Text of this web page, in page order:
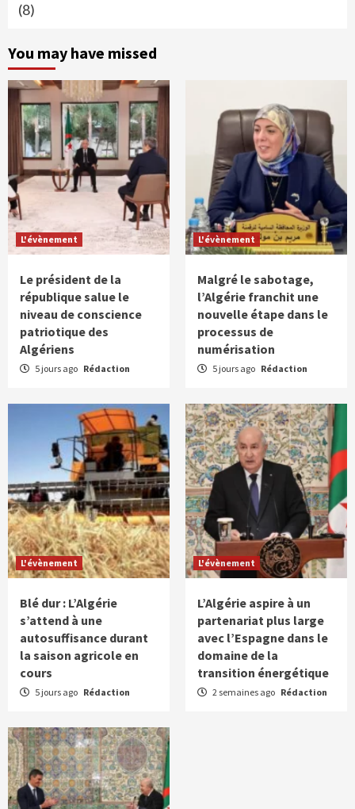
(8)
You may have missed
L'évènement
Le président de la
république salue le
niveau de conscience
patriotique des
Algériens
5 jours ago Rédaction
L'évènement
Malgré le sabotage,
l’Algérie franchit une
nouvelle étape dans le
processus de
numérisation
5 jours ago Rédaction
L'évènement
Blé dur : L’Algérie
s’attend à une
autosuffisance durant
la saison agricole en
cours
5 jours ago Rédaction
L'évènement
L’Algérie aspire à un
partenariat plus large
avec l’Espagne dans le
domaine de la
transition énergétique
2 semaines ago Rédaction